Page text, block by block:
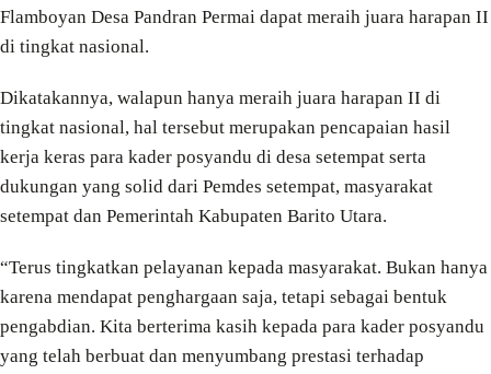
Flamboyan Desa Pandran Permai dapat meraih juara harapan II
di tingkat nasional.
Dikatakannya, walapun hanya meraih juara harapan II di
tingkat nasional, hal tersebut merupakan pencapaian hasil
kerja keras para kader posyandu di desa setempat serta
dukungan yang solid dari Pemdes setempat, masyarakat
setempat dan Pemerintah Kabupaten Barito Utara.
“Terus tingkatkan pelayanan kepada masyarakat. Bukan hanya
karena mendapat penghargaan saja, tetapi sebagai bentuk
pengabdian. Kita berterima kasih kepada para kader posyandu
yang telah berbuat dan menyumbang prestasi terhadap